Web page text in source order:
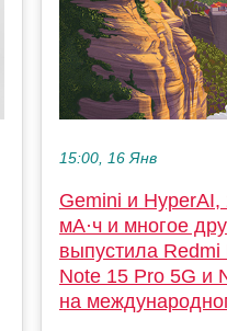
15:00, 16 Янв
Gemini и
мА·ч и многое
выпустила Redmi
Note 15 Pro 5G и
на